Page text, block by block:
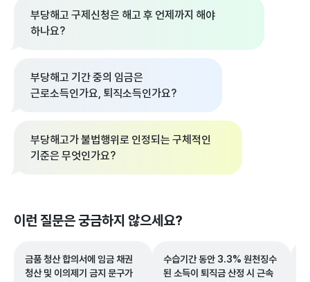
부당해고 구제신청은 해고 후 언제까지 해야
하나요?
부당해고 기간 중의 임금은
근로소득인가요, 퇴직소득인가요?
부당해고가 불법행위로 인정되는 구체적인
기준은 무엇인가요?
이런 질문은 궁금하지 않으세요?
금품 청산 합의서에 임금 채권
청산 및 이의제기 금지 문구가
수습기간 동안 3.3% 원천징수
된 소득이 퇴직금 산정 시 근속